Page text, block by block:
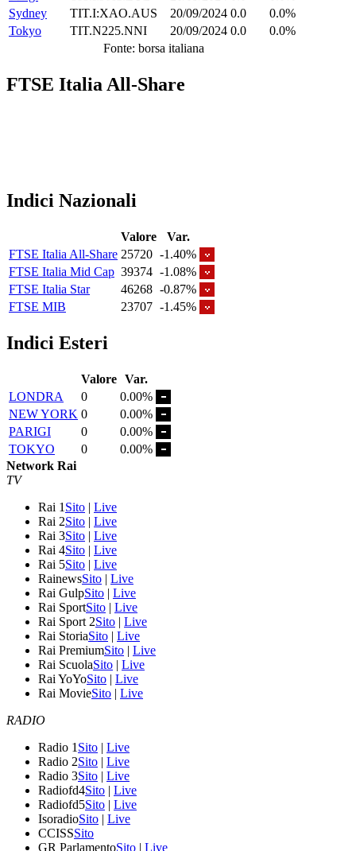
Sydney
TIT.I:XAO.AUS 20/09/2024 0.0
0.0%
Tokyo
TIT.N225.NNI 20/09/2024 0.0
0.0%
Fonte: borsa italiana
FTSE Italia All-Share
Indici Nazionali
Valore
Var.
FTSE Italia All-Share 25720 -1.40%
FTSE Italia Mid Cap 39374 -1.08%
FTSE Italia Star
46268 -0.87%
FTSE MIB
23707 -1.45%
Indici Esteri
Valore Var.
LONDRA
0
0.00%
NEW YORK 0
0.00%
PARIGI
0
0.00%
TOKYO
0
0.00%
Network Rai
TV
Rai 1 Sito | Live
Rai 2Sito | Live
Rai 3Sito | Live
Rai 4Sito | Live
Rai 5Sito | Live
RainewsSito | Live
Rai GulpSito | Live
Rai SportSito | Live
Rai Sport 2Sito | Live
Rai StoriaSito | Live
Rai PremiumSito | Live
Rai ScuolaSito | Live
Rai YoYoSito | Live
Rai MovieSito | Live
RADIO
Radio 1 Sito | Live
Radio 2Sito | Live
Radio 3Sito | Live
Radiofd4Sito | Live
Radiofd5Sito | Live
IsoradioSito | Live
CCISSSito
GR ParlamentoSito | Live